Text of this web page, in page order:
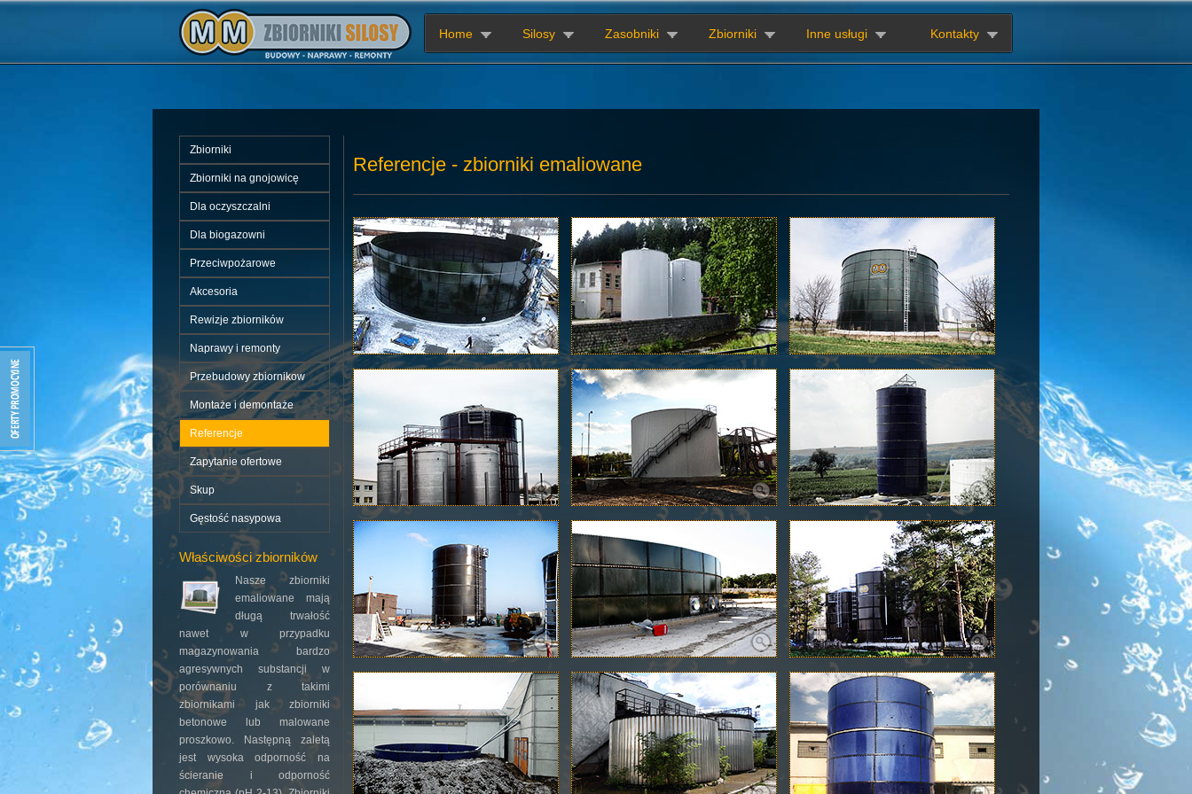
Home Silosy Zasobniki Zbiorniki Inne usługi Kontakty
Zbiorniki
Zbiorniki na gnojowicę
Dla oczyszczalni
Dla biogazowni
Przeciwpożarowe
Akcesoria
Rewizje zbiorników
Naprawy i remonty
Przebudowy zbiornikow
Montaże i demontaże
Referencje
Zapytanie ofertowe
Skup
Gęstość nasypowa
Właściwości zbiorników
Nasze zbiorniki
emaliowane mają
długą trwałość
nawet w przypadku
magazynowania bardzo
agresywnych substancji w
porównaniu z takimi
zbiornikami jak zbiorniki
betonowe lub malowane
proszkowo. Następną zaletą
jest wysoka odporność na
ścieranie i odporność
Referencje - zbiorniki emaliowane